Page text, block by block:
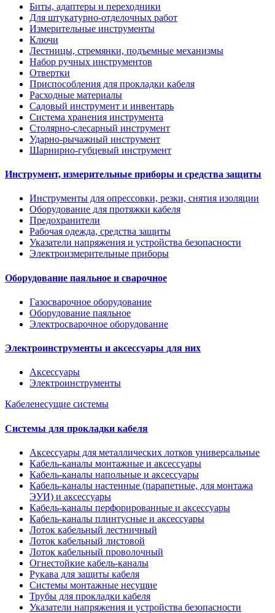
Биты, адаптеры и переходники
Для штукатурно-отделочных работ
Измерительные инструменты
Ключи
Лестницы, стремянки, подъемные механизмы
Набор ручных инструментов
Отвертки
Приспособления для прокладки кабеля
Расходные материалы
Садовый инструмент и инвентарь
Система хранения инструмента
Столярно-слесарный инструмент
Ударно-рычажный инструмент
Шарнирно-губцевый инструмент
Инструмент, измерительные приборы и средства защиты
Инструменты для опрессовки, резки, снятия изоляции
Оборудование для протяжки кабеля
Предохранители
Рабочая одежда, средства защиты
Указатели напряжения и устройства безопасности
Электроизмерительные приборы
Оборудование паяльное и сварочное
Газосварочное оборудование
Оборудование паяльное
Электросварочное оборудование
Электроинструменты и аксессуары для них
Аксессуары
Электроинструменты
Кабеленесущие системы
Системы для прокладки кабеля
Аксессуары для металлических лотков универсальные
Кабель-каналы монтажные и аксессуары
Кабель-каналы напольные и аксессуары
Кабель-каналы настенные (парапетные, для монтажа
ЭУИ) и аксессуары
Кабель-каналы перфорированные и аксессуары
Кабель-каналы плинтусные и аксессуары
Лоток кабельный лестничный
Лоток кабельный листовой
Лоток кабельный проволочный
Огнестойкие кабель-каналы
Рукава для защиты кабеля
Системы монтажные несущие
Трубы для прокладки кабеля
Указатели напряжения и устройства безопасности